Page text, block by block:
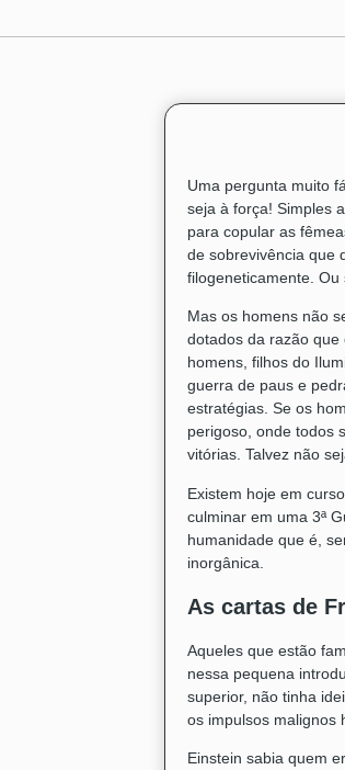
Uma pergunta muito
seja à força! Simples
para copular as
de sobrevivência que
filogeneticamente. Ou
Mas os homens não
dotados da razão
homens, filhos do
guerra de paus e
estratégias. Se os
perigoso, onde todos
vitórias. Talvez não
Existem hoje em
culminar em uma 3ª
humanidade que é,
inorgânica.
As cartas de
Aqueles que estão
nessa pequena
superior, não tinha
os impulsos malignos
Einstein sabia quem